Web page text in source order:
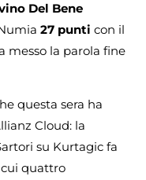
Del Bene
27 punti con il
messo la parola fine
questa sera ha
Cloud: la
su Kurtagic fa
quattro